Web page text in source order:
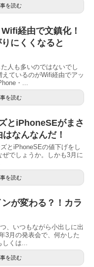
を読む
経由で文鎮化！
にくくなると
人も多いのではないでし
えているのがWifi経由でアッ
・...
を読む
とiPhoneSEがまさ
なんなんだ！
とiPhoneSEの値下げをし
ぜでしょうか。しかも3月に
を読む
が変わる？！カラ
、いつもながら小出しに出
3月の発表会で、何かした
くは...
を読む